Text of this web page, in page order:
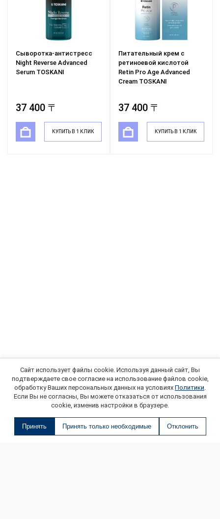
Сыворотка-антистресс
Night Reverse Advanced
Serum TOSKANI
37 400 〒
КУПИТЬ В 1 КЛИК
Питательный крем с
ретиноевой кислотой
Retin Pro Age Advanced
Cream TOSKANI
37 400 〒
КУПИТЬ В 1 КЛИК
Сайт использует файлы cookie. Используя данный сайт, Вы
подтверждаете свое согласие на использование файлов cookie,
обработку Ваших персональных данных на условиях Политики.
Если Вы не согласны, Вы можете отказаться от использования
cookie, изменив настройки в браузере.
Принять Принять только необходимые Отклонить